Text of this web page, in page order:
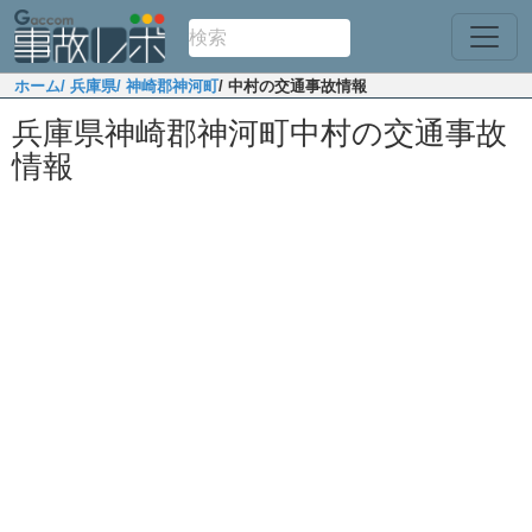
ホーム/ 兵庫県/ 神崎郡神河町/ 中村の交通事故情報
兵庫県神崎郡神河町中村の交通事故
情報